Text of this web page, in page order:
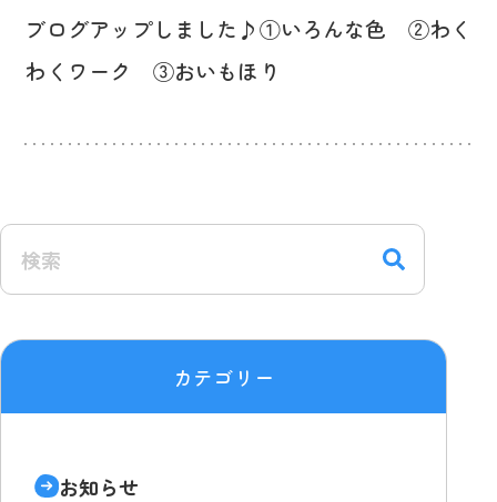
ブログアップしました♪①いろんな色 ②わく
わくワーク ③おいもほり
カテゴリー
お知らせ